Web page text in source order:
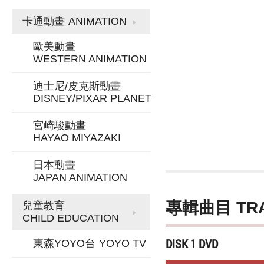
卡通動畫 ANIMATION
歐美動畫
WESTERN ANIMATION
迪士尼/皮克斯動畫
DISNEY/PIXAR PLANET
宮崎駿動畫
HAYAO MIYAZAKI
日本動畫
JAPAN ANIMATION
兒童教育
CHILD EDUCATION
東森YOYO台 YOYO TV
專輯曲目
DISK 1 DVD